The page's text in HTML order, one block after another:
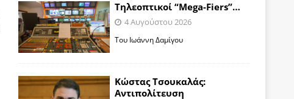
Tηλεοπτικοί “Mega-Fiers”…
4 Αυγούστου 2026
Toυ Ιωάννη Δαμίγου
Κώστας Τσουκαλάς:
Αντιπολίτευση